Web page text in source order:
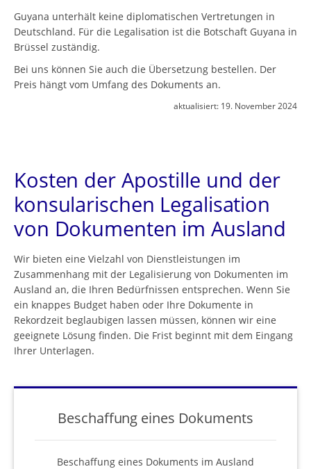
Guyana unterhält keine diplomatischen Vertretungen in
Deutschland. Für die Legalisation ist die Botschaft Guyana in
Brüssel zuständig.
Bei uns können Sie auch die Übersetzung bestellen. Der
Preis hängt vom Umfang des Dokuments an.
aktualisiert: 19. November 2024
Kosten der Apostille und der
konsularischen Legalisation
von Dokumenten im Ausland
Wir bieten eine Vielzahl von Dienstleistungen im
Zusammenhang mit der Legalisierung von Dokumenten im
Ausland an, die Ihren Bedürfnissen entsprechen. Wenn Sie
ein knappes Budget haben oder Ihre Dokumente in
Rekordzeit beglaubigen lassen müssen, können wir eine
geeignete Lösung finden. Die Frist beginnt mit dem Eingang
Ihrer Unterlagen.
Beschaffung eines Dokuments
Beschaffung eines Dokuments im Ausland